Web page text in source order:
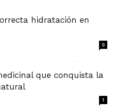
hidratación en
0
que conquista la
1